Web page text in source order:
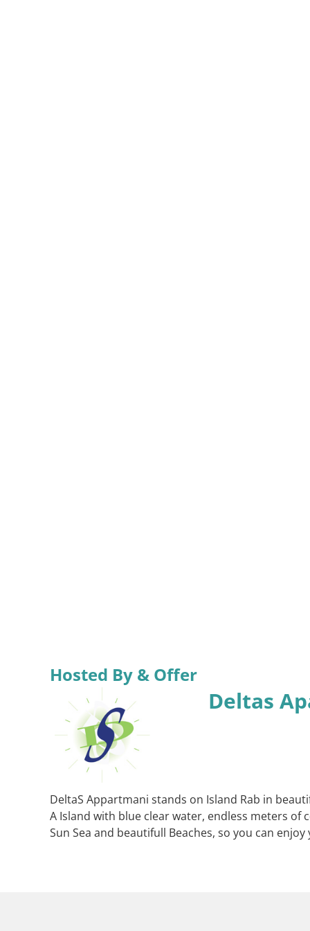
Hosted By & Offer
Deltas
DeltaS Appartmani stands on Island Rab in
A Island with blue clear water, endless meters of
Sun Sea and beautifull Beaches, so you can